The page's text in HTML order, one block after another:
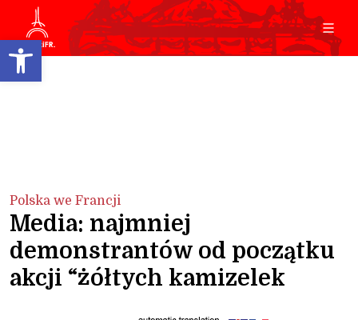
Open toolbar
Polska we Francji
Media: najmniej
demonstrantów od początku
akcji “żółtych kamizelek